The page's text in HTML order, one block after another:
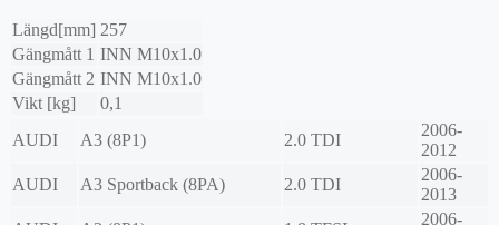
Längd[mm] 257
Gängmått 1 INN M10x1.0
Gängmått 2 INN M10x1.0
Vikt [kg]
0,1
AUDI
A3 (8P1) 2.0 TDI
2006-
2012
AUDI
A3 Sportback (8PA) 2.0 TDI
2006-
2013
2006-